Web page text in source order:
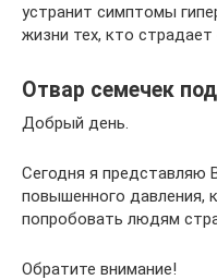
устранит симптомы
жизни тех, кто
Отвар семечек
Добрый день.
Сегодня я представляю
повышенного давления,
попробовать людям
Обратите внимание!